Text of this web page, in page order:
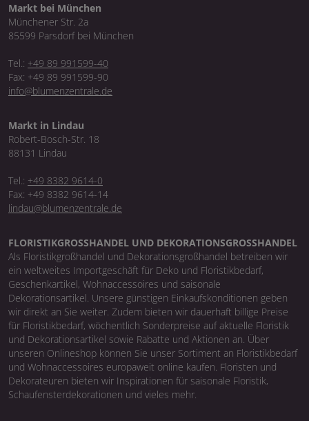
Markt bei München
Münchener Str. 2a
85599 Parsdorf bei München
Tel.: +49 89 991599-40
Fax: +49 89 991599-90
info@blumenzentrale.de
Markt in Lindau
Robert-Bosch-Str. 18
88131 Lindau
Tel.: +49 8382 9614-0
Fax: +49 8382 9614-14
lindau@blumenzentrale.de
FLORISTIKGROSSHANDEL UND DEKORATIONSGROSSHANDEL
Als Floristikgroßhandel und Dekorationsgroßhandel betreiben wir
ein weltweites Importgeschäft für Deko und Floristikbedarf,
Geschenkartikel, Wohnaccessoires und saisonale
Dekorationsartikel. Unsere günstigen Einkaufskonditionen geben
wir direkt an Sie weiter. Zudem bieten wir dauerhaft billige Preise
für Floristikbedarf, wöchentlich Sonderpreise auf aktuelle Floristik
und Dekorationsartikel sowie Rabatte und Aktionen an. Über
unseren Onlineshop können Sie unser Sortiment an Floristikbedarf
und Wohnaccessoires europaweit online kaufen. Floristen und
Dekorateuren bieten wir Inspirationen für saisonale Floristik,
Schaufensterdekorationen und vieles mehr.